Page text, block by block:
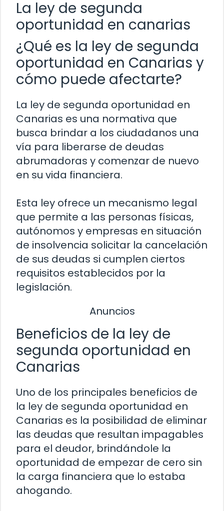
La ley de segunda
oportunidad en canarias
¿Qué es la ley de segunda
oportunidad en Canarias y
cómo puede afectarte?
La ley de segunda oportunidad en
Canarias es una normativa que
busca brindar a los ciudadanos una
vía para liberarse de deudas
abrumadoras y comenzar de nuevo
en su vida financiera.
Esta ley ofrece un mecanismo legal
que permite a las personas físicas,
autónomos y empresas en situación
de insolvencia solicitar la cancelación
de sus deudas si cumplen ciertos
requisitos establecidos por la
legislación.
Anuncios
Beneficios de la ley de
segunda oportunidad en
Canarias
Uno de los principales beneficios de
la ley de segunda oportunidad en
Canarias es la posibilidad de eliminar
las deudas que resultan impagables
para el deudor, brindándole la
oportunidad de empezar de cero sin
la carga financiera que lo estaba
ahogando.